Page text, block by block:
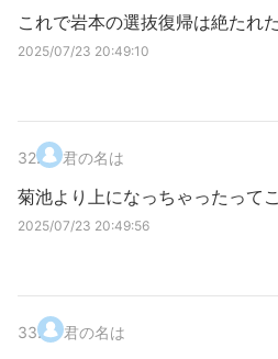
これで岩本の選抜復帰は絶たれ
2025/07/23 20:49:10
32. 君の名は
菊池より上になっちゃったって
2025/07/23 20:49:56
33. 君の名は